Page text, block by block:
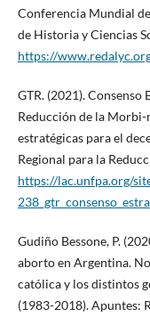
Conferencia Mundial
de Historia y Ciencias
https://
GTR. (2021).
Reducción de la
estratégicas para el
Regional para la
https://lac.unfpa.org/
Gudiño Bessone, P.
aborto en Argentina.
católica y los distintos
(1983-2018). Apuntes: